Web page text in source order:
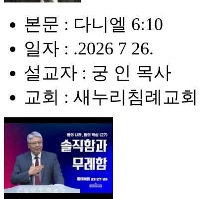
본문 : 다니엘 6:10
일자 : .2026 7 26.
설교자 : 궁 인 목사
교회 : 새누리침례교회